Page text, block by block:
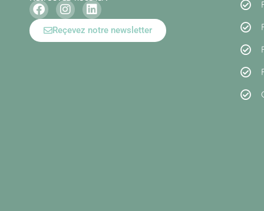
Reçevez notre newsletter